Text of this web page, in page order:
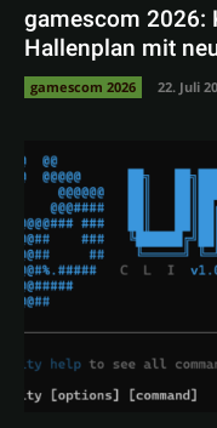
gamescom
Hallenplan mit
gamescom 2026 22. Juli